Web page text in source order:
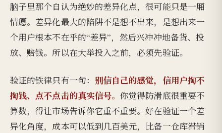
脑子里那个自认为绝妙的差异化点，很可能只是一厢
情愿。差异化最大的陷阱不是想不出来，是想出来一
个用户根本不在乎的“差异”，然后兴冲冲地备货、投
放、赔钱。所以在大举投入之前，必须先验证。
验证的铁律只有一句： 别信自己的感觉，信用户掏不
掏钱、点不点击的真实信号。你觉得防滑底很重要不
算数，得让市场告诉你它重不重要。好在验证一个差
异化角度，成本可以低到几百美元，比备一仓库滞销